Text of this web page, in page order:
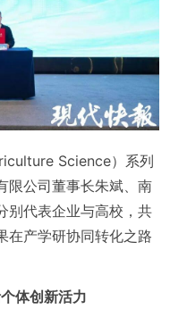
Science）系列
限公司董事长朱斌、南
别代表企业与高校，共
在产学研协同转化之路
体创新活力